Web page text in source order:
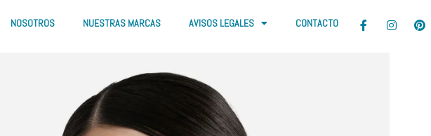
NOSOTROS NUESTRAS MARCAS AVISOS LEGALES CONTACTO